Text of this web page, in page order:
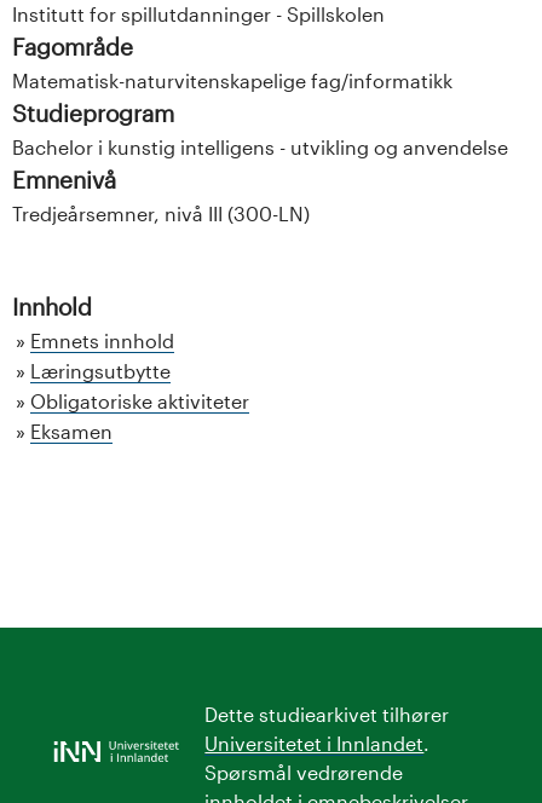
Institutt for spillutdanninger - Spillskolen
Fagområde
Matematisk-naturvitenskapelige fag/informatikk
Studieprogram
Bachelor i kunstig intelligens - utvikling og anvendelse
Emnenivå
Tredjeårsemner, nivå III (300-LN)
Innhold
Emnets innhold
Læringsutbytte
Obligatoriske aktiviteter
Eksamen
Dette studiearkivet tilhører
Universitetet i Innlandet
Spørsmål vedrørende